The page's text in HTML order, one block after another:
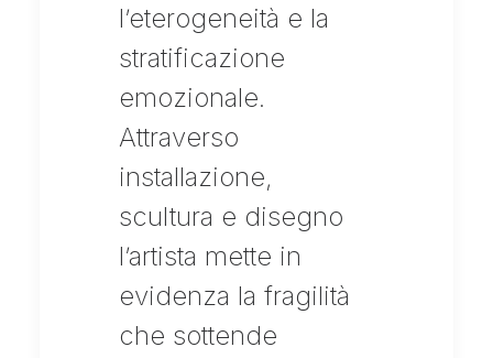
l’eterogeneità e la
stratificazione
emozionale.
Attraverso
installazione,
scultura e disegno
l’artista mette in
evidenza la fragilità
che sottende